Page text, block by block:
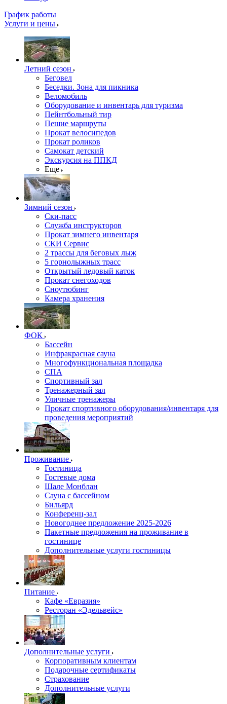
График работы
Услуги и цены
Летний сезон
Беговел
Беседки. Зона для пикника
Веломобиль
Оборудование и инвентарь для туризма
Пейнтбольный тир
Пешие маршруты
Прокат велосипедов
Прокат роликов
Самокат детский
Экскурсия на ППКД
Еще
Зимний сезон
Ски-пасс
Служба инструкторов
Прокат зимнего инвентаря
СКИ Сервис
2 трассы для беговых лыж
5 горнолыжных трасс
Открытый ледовый каток
Прокат снегоходов
Сноутюбинг
Камера хранения
ФОК
Бассейн
Инфракрасная сауна
Многофункциональная площадка
СПА
Спортивный зал
Тренажерный зал
Уличные тренажеры
Прокат спортивного оборудования/инвентаря для
проведения мероприятий
Проживание
Гостиница
Гостевые дома
Шале Монблан
Сауна с бассейном
Бильярд
Конференц-зал
Новогоднее предложение 2025-2026
Пакетные предложения на проживание в
гостинице
Дополнительные услуги гостиницы
Питание
Кафе «Евразия»
Ресторан «Эдельвейс»
Дополнительные услуги
Корпоративным клиентам
Подарочные сертификаты
Страхование
Дополнительные услуги